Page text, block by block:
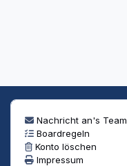
Nachricht an's Team
Boardregeln
Konto löschen
Impressum